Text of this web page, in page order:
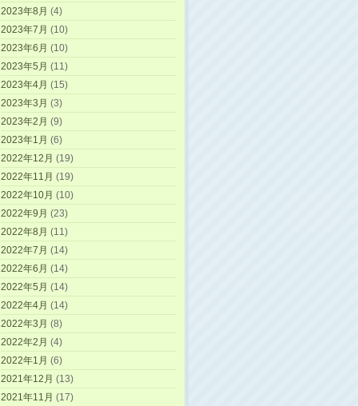
2023年8月 (4)
2023年7月 (10)
2023年6月 (10)
2023年5月 (11)
2023年4月 (15)
2023年3月 (3)
2023年2月 (9)
2023年1月 (6)
2022年12月 (19)
2022年11月 (19)
2022年10月 (10)
2022年9月 (23)
2022年8月 (11)
2022年7月 (14)
2022年6月 (14)
2022年5月 (14)
2022年4月 (14)
2022年3月 (8)
2022年2月 (4)
2022年1月 (6)
2021年12月 (13)
2021年11月 (17)